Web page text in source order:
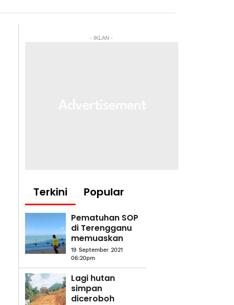
- IKLAN -
Terkini Popular
Pematuhan SOP
di Terengganu
memuaskan
19 September 2021
06:20pm
Lagi hutan
simpan
diceroboh